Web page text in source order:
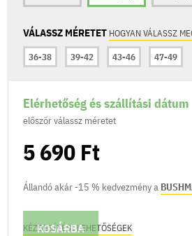
VÁLASSZ MÉRETET HOGYAN VÁLASSZ
36-38
39-42 43-46 47-49
Elérhetőség és szállítási dátum
először válassz méretet
5 690 Ft
Állandó akár -15 % kedvezmény a
KOSÁRBA
KÉZBESÍTÉSI LEHETŐSÉGEK